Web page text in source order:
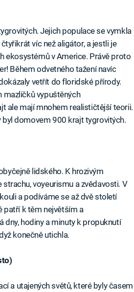
Jejich populace se vymkla
víc než aligátor, a jestli je
ekosystémů v Americe. Právě proto
Během odvetného tažení navíc
vetřít do floridské přírody.
mazlíčků vypuštěných
ale mají mnohem realističtější teorii.
domovem 900 krajt tygrovitých.
lidského. K hrozivým
voyeurismu a zvědavosti. V
a podíváme se až dvě století
patří k těm největším a
dny, hodiny a minuty k propuknutí
konečně utichla.
a utajených světů, které byly časem